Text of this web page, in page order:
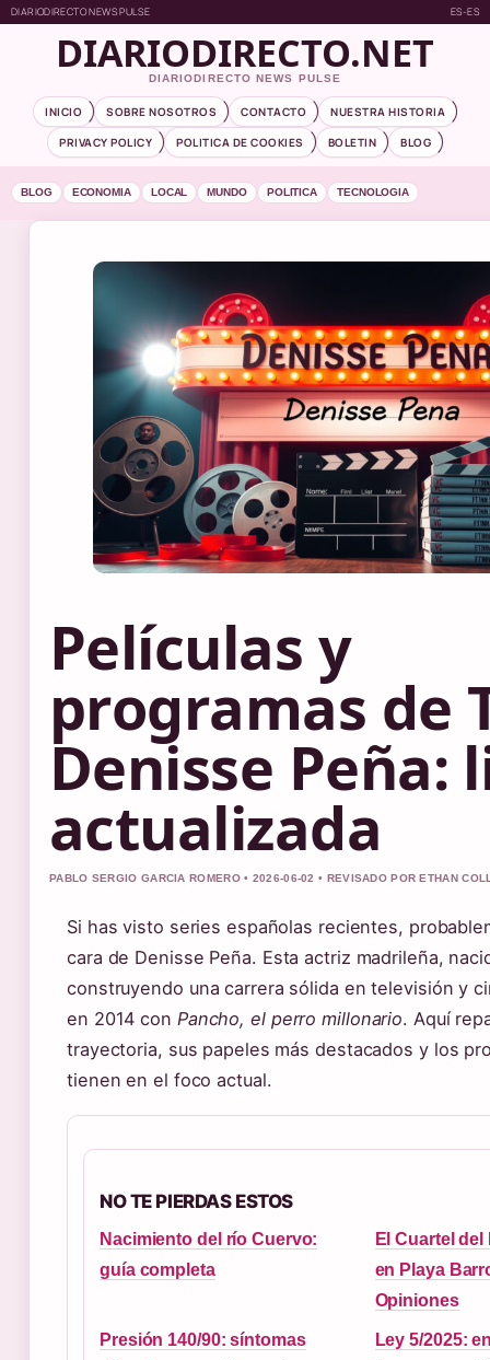
DIARIODIRECTO NEWS PULSE ES-ES
DIARIODIRECTO.NET
DIARIODIRECTO NEWS PULSE
INICIO SOBRE NOSOTROS CONTACTO
NUESTRA HISTORIA
PRIVACY POLICY
POLITICA DE COOKIES BOLETIN BLOG
BLOG ECONOMIA LOCAL MUNDO POLITICA TECNOLOGIA
Películas y
programas de
Denisse Peña:
actualizada
PABLO SERGIO GARCIA ROMERO • 2026-06-02 • REVISADO POR ETHAN
Si has visto series españolas recientes,
cara de Denisse Peña. Esta actriz madrileña,
construyendo una carrera sólida en televisión y
en 2014 con Pancho, el perro millonario. Aquí
trayectoria, sus papeles más destacados y los
tienen en el foco actual.
NO TE PIERDAS ESTOS
Nacimiento del río Cuervo:
guía completa
El Cuartel
en Playa
Opiniones
Presión 140/90: síntomas
Ley 5/2025: